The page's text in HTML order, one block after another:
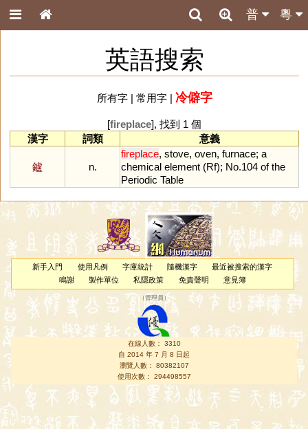
粵
普
英語搜索
所有字| 常用字| 冷僻字
[fireplace], 找到 1 個
漢字
詞類 意義
鑪 n.
fireplace, stove, oven, furnace; a
chemical element (Rf); No.104 of the
Periodic Table
新手入門 使用凡例 字庫統計 隨機漢字
最近被搜索的漢字
鳴謝
製作單位 私隱政策 免責聲明 意見簿
（管理員 ）
在線人數： 3310
自 2014 年 7 月 8 日起
瀏覽人數： 80382107
使用次數： 294498557